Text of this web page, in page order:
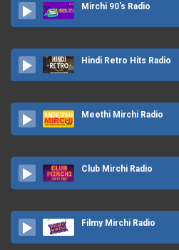
Mirchi 90's Radio
Hindi Retro Hits Radio
Meethi Mirchi Radio
Club Mirchi Radio
Filmy Mirchi Radio